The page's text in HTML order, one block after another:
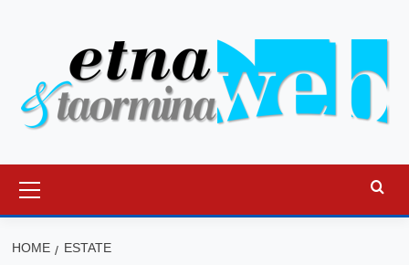
principale
HOME ESTATE